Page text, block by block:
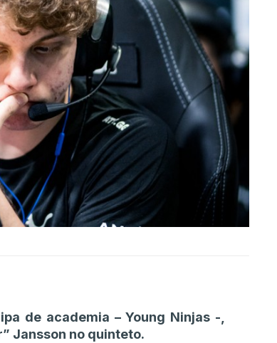
de academia – Young Ninjas -,
Jansson no quinteto.